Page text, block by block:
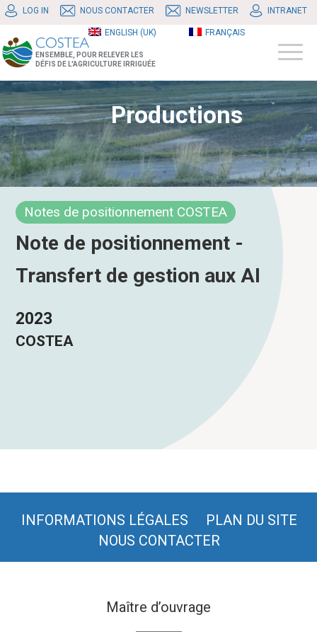
LOG IN NOUS CONTACTER NEWSLETTER INTRANET
ENGLISH (UK) FRANÇAIS
ENSEMBLE, POUR RELEVER LES
DÉFIS DE L'AGRICULTURE IRRIGUÉE
Productions
Notes de positionnement COSTEA
Note de positionnement -
Transfert de gestion aux AI
2023
COSTEA
INFORMATIONS LÉGALES
PLAN DU SITE
NOUS CONTACTER
Maître d’ouvrage